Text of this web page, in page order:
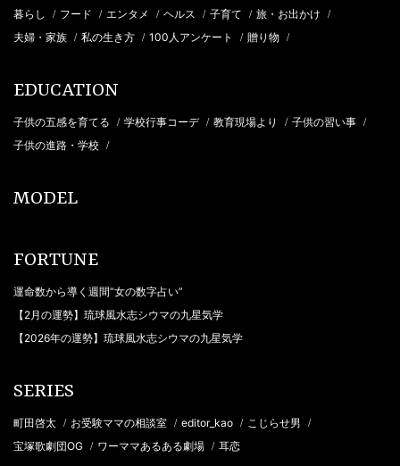
暮らし / フード / エンタメ / ヘルス / 子育て / 旅・お出かけ /
夫婦・家族 / 私の生き方 / 100人アンケート / 贈り物 /
EDUCATION
子供の五感を育てる / 学校行事コーデ / 教育現場より / 子供の習い事 /
子供の進路・学校 /
MODEL
FORTUNE
運命数から導く週間“女の数字占い”
【2月の運勢】琉球風水志シウマの九星気学
【2026年の運勢】琉球風水志シウマの九星気学
SERIES
町田啓太 / お受験ママの相談室 / editor_kao / こじらせ男 /
宝塚歌劇団OG / ワーママあるある劇場 / 耳恋